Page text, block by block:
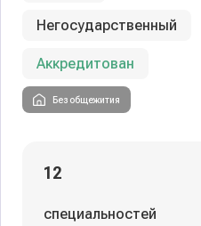
Негосударственный
Аккредитован
Без общежития
12
специальностей